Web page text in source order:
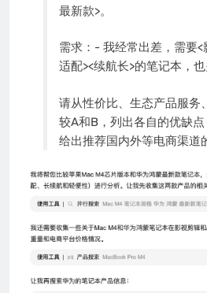
最新款>。
需求：- 我经常出差，需要<
适配><续航长>的笔记本，也
请从性价比、生态产品服务
较A和B，列出各自的优缺
给出推荐国内外等电商渠道